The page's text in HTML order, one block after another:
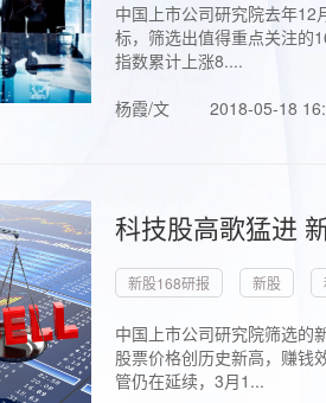
中国上市公司研究院去年
标，筛选出值得重点关注的
指数累计上涨8....
杨霞/文
2018-05-18
科技股高歌猛进
新股168研报 新股
中国上市公司研究院筛选的
股票价格创历史新高，赚钱
管仍在延续，3月1...